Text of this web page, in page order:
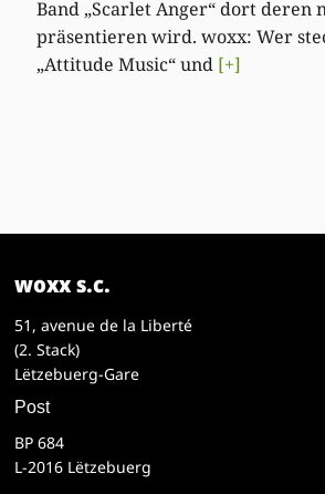
Band „Scarlet Anger“ dort deren
präsentieren wird. woxx: Wer
„Attitude Music“ und [+]
woxx s.c.
51, avenue de la Liberté
(2. Stack)
Lëtzebuerg-Gare
Post
BP 684
L-2016 Lëtzebuerg